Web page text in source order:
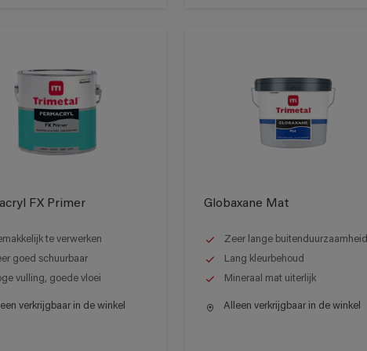
FX Primer
te verwerken
goed schuurbaar
vulling, goede vloei
verkrijgbaar in de winkel
Globaxane Mat
Zeer lange buitenduurzaamheid
Lang kleurbehoud
Mineraal mat uiterlijk
Alleen verkrijgbaar in de winkel